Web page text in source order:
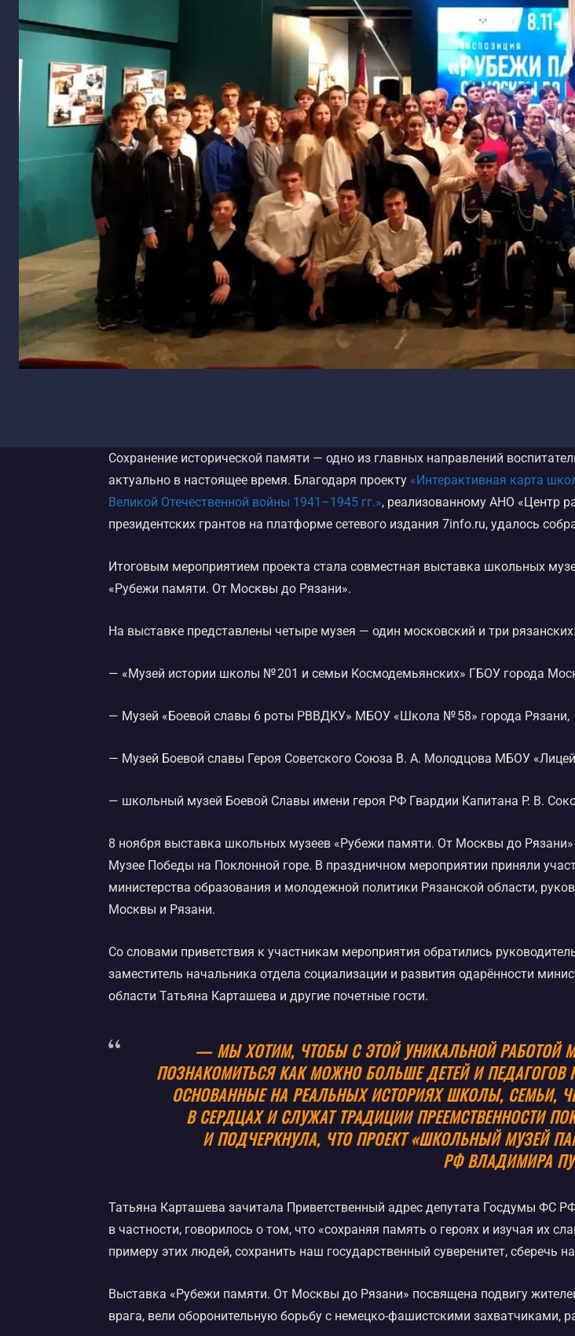
Сохранение исторической памяти — одно из главных направлений
актуально в настоящее время. Благодаря проекту «Интерактивная карта
Великой Отечественной войны 1941–1945 гг.», реализованному АНО «Центр
президентских грантов на платформе сетевого издания 7info.ru, удалось
Итоговым мероприятием проекта стала совместная выставка школьных
«Рубежи памяти. От Москвы до Рязани».
На выставке представлены четыре музея — один московский и три рязанских:
— «Музей истории школы № 201 и семьи Космодемьянских» ГБОУ города
— Музей «Боевой славы 6 роты РВВДКУ» МБОУ «Школа № 58» города Рязани,
— Музей Боевой славы Героя Советского Союза В. А. Молодцова МБОУ
— школьный музей Боевой Славы имени героя РФ Гвардии Капитана Р. В.
8 ноября выставка школьных музеев «Рубежи памяти. От Москвы до
Музее Победы на Поклонной горе. В праздничном мероприятии приняли
министерства образования и молодежной политики Рязанской области,
Москвы и Рязани.
Со словами приветствия к участникам мероприятия обратились
заместитель начальника отдела социализации и развития одарённости
области Татьяна Карташева и другие почетные гости.
— МЫ ХОТИМ, ЧТОБЫ С ЭТОЙ УНИКАЛЬНОЙ РАБОТОЙ
ПОЗНАКОМИТЬСЯ КАК МОЖНО БОЛЬШЕ ДЕТЕЙ И ПЕДАГОГОВ
ОСНОВАННЫЕ НА РЕАЛЬНЫХ ИСТОРИЯХ ШКОЛЫ, СЕМЬИ,
В СЕРДЦАХ И СЛУЖАТ ТРАДИЦИИ ПРЕЕМСТВЕННОСТИ
И ПОДЧЕРКНУЛА, ЧТО ПРОЕКТ «ШКОЛЬНЫЙ МУЗЕЙ
РФ ВЛАДИМИРА
Татьяна Карташева зачитала Приветственный адрес депутата Госдумы ФС
в частности, говорилось о том, что «сохраняя память о героях и изучая их
примеру этих людей, сохранить наш государственный суверенитет, сберечь
Выставка «Рубежи памяти. От Москвы до Рязани» посвящена подвигу
врага, вели оборонительную борьбу с немецко-фашистскими захватчиками,